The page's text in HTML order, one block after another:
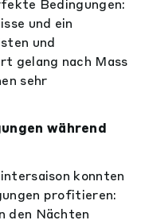
Bedingungen:
und ein
und
gelang nach Mass
sehr
während
konnten
profitieren:
den Nächten